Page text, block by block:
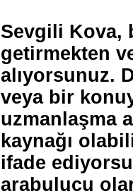
Sevgili Kova,
getirmekten
alıyorsunuz.
veya bir
uzmanlaşma
kaynağı
ifade
arabulucu